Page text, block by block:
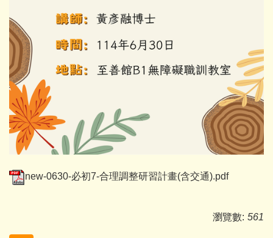
new-0630-必初7-合理調整研習計畫(含交通).pdf
瀏覽數: 561